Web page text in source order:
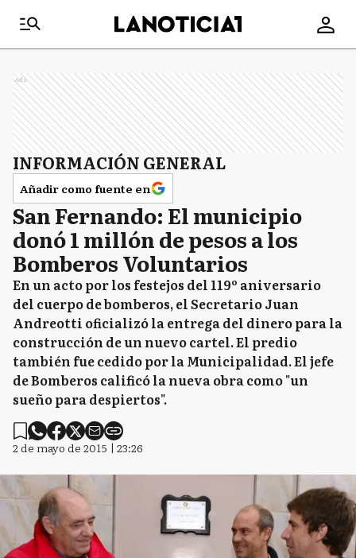
Ads
INFORMACIÓN GENERAL
Añadir como fuente en
San Fernando: El municipio
donó 1 millón de pesos a los
Bomberos Voluntarios
En un acto por los festejos del 119º aniversario
del cuerpo de bomberos, el Secretario Juan
Andreotti oficializó la entrega del dinero para la
construcción de un nuevo cartel. El predio
también fue cedido por la Municipalidad. El jefe
de Bomberos calificó la nueva obra como "un
sueño para despiertos".
2 de mayo de 2015 | 23:26